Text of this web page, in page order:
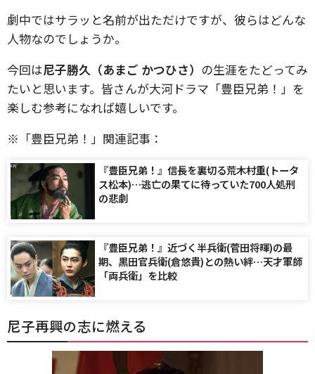
劇中ではサラッと名前が出ただけですが、彼らはどんな
人物なのでしょうか。
今回は尼子勝久（あまご かつひさ） の生涯をたどってみ
たいと思います。皆さんが大河ドラマ「豊臣兄弟！」を
楽しむ参考になれば嬉しいです。
※「豊臣兄弟！」関連記事：
『豊臣兄弟！』信長を裏切る荒木村重(トータ
ス松本)…逃亡の果てに待っていた700人処刑
の悲劇
『豊臣兄弟！』近づく半兵衛(菅田将暉)の最
期、黒田官兵衛(倉悠貴)との熱い絆…天才軍師
「両兵衛」を比較
尼子再興の志に燃える